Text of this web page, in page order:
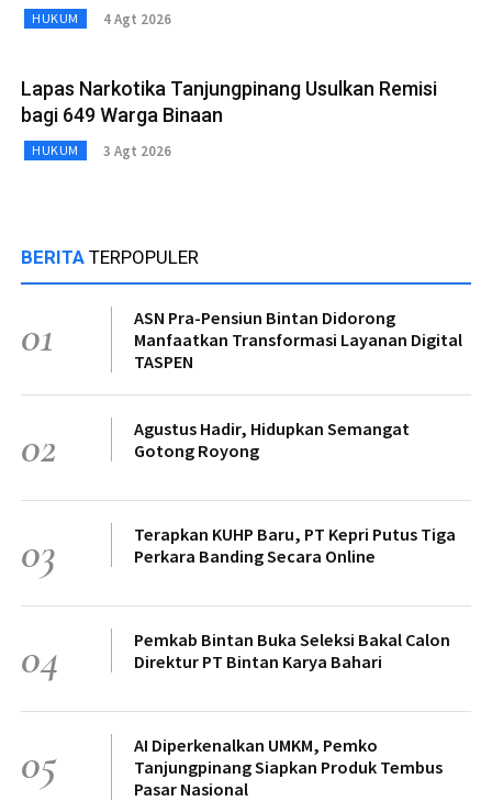
HUKUM 4 Agt 2026
Lapas Narkotika Tanjungpinang Usulkan Remisi
bagi 649 Warga Binaan
HUKUM 3 Agt 2026
BERITA TERPOPULER
01
ASN Pra-Pensiun Bintan Didorong
Manfaatkan Transformasi Layanan Digital
TASPEN
02
Agustus Hadir, Hidupkan Semangat
Gotong Royong
03
Terapkan KUHP Baru, PT Kepri Putus Tiga
Perkara Banding Secara Online
04
Pemkab Bintan Buka Seleksi Bakal Calon
Direktur PT Bintan Karya Bahari
05
AI Diperkenalkan UMKM, Pemko
Tanjungpinang Siapkan Produk Tembus
Pasar Nasional